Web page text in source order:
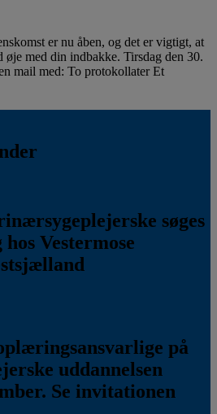
er nu åben, og det er vigtigt, at
øje med din indbakke. Tirsdag den 30.
mail med: To protokollater Et
søges
Vestermose
på
uddannelsen
Se invitationen